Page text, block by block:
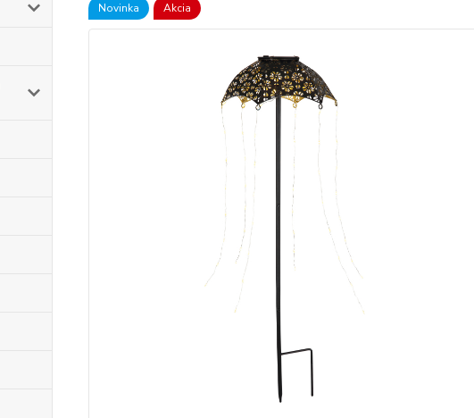
Novinka Akcia